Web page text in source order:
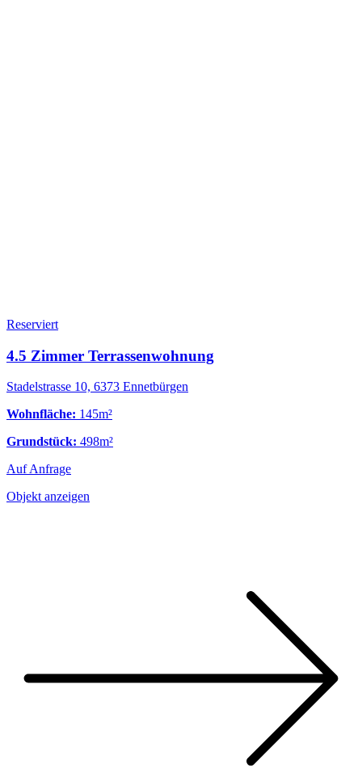
Reserviert
4.5 Zimmer Terrassenwohnung
Stadelstrasse 10, 6373 Ennetbürgen
Wohnfläche: 145m²
Grundstück: 498m²
Auf Anfrage
Objekt anzeigen